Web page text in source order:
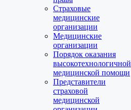
Страховые
медицинские
организации
Медицинские
организации
Порядок оказания
высокотехнологичной
медицинской помощи
Представители
страховой
медицинской